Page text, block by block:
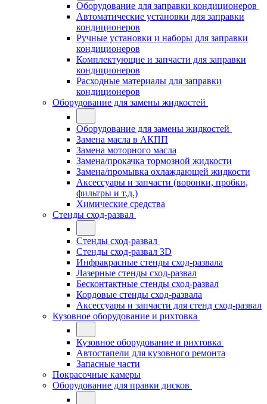
Оборудование для заправки кондиционеров
Автоматические установки для заправки
кондиционеров
Ручные установки и наборы для заправки
кондиционеров
Комплектующие и запчасти для заправки
кондиционеров
Расходные материалы для заправки
кондиционеров
Оборудование для замены жидкостей
Оборудование для замены жидкостей
Замена масла в АКПП
Замена моторного масла
Замена/прокачка тормозной жидкости
Замена/промывка охлаждающей жидкости
Аксессуары и запчасти (воронки, пробки,
фильтры и т.д.)
Химические средства
Стенды сход-развал
Стенды сход-развал
Стенды сход-развал 3D
Инфракрасные стенды сход-развала
Лазерные стенды сход-развал
Бесконтактные стенды сход-развал
Кордовые стенды сход-развала
Аксессуары и запчасти для стенд сход-развал
Кузовное оборудование и рихтовка
Кузовное оборудование и рихтовка
Автостапели для кузовного ремонта
Запасные части
Покрасочные камеры
Оборудование для правки дисков